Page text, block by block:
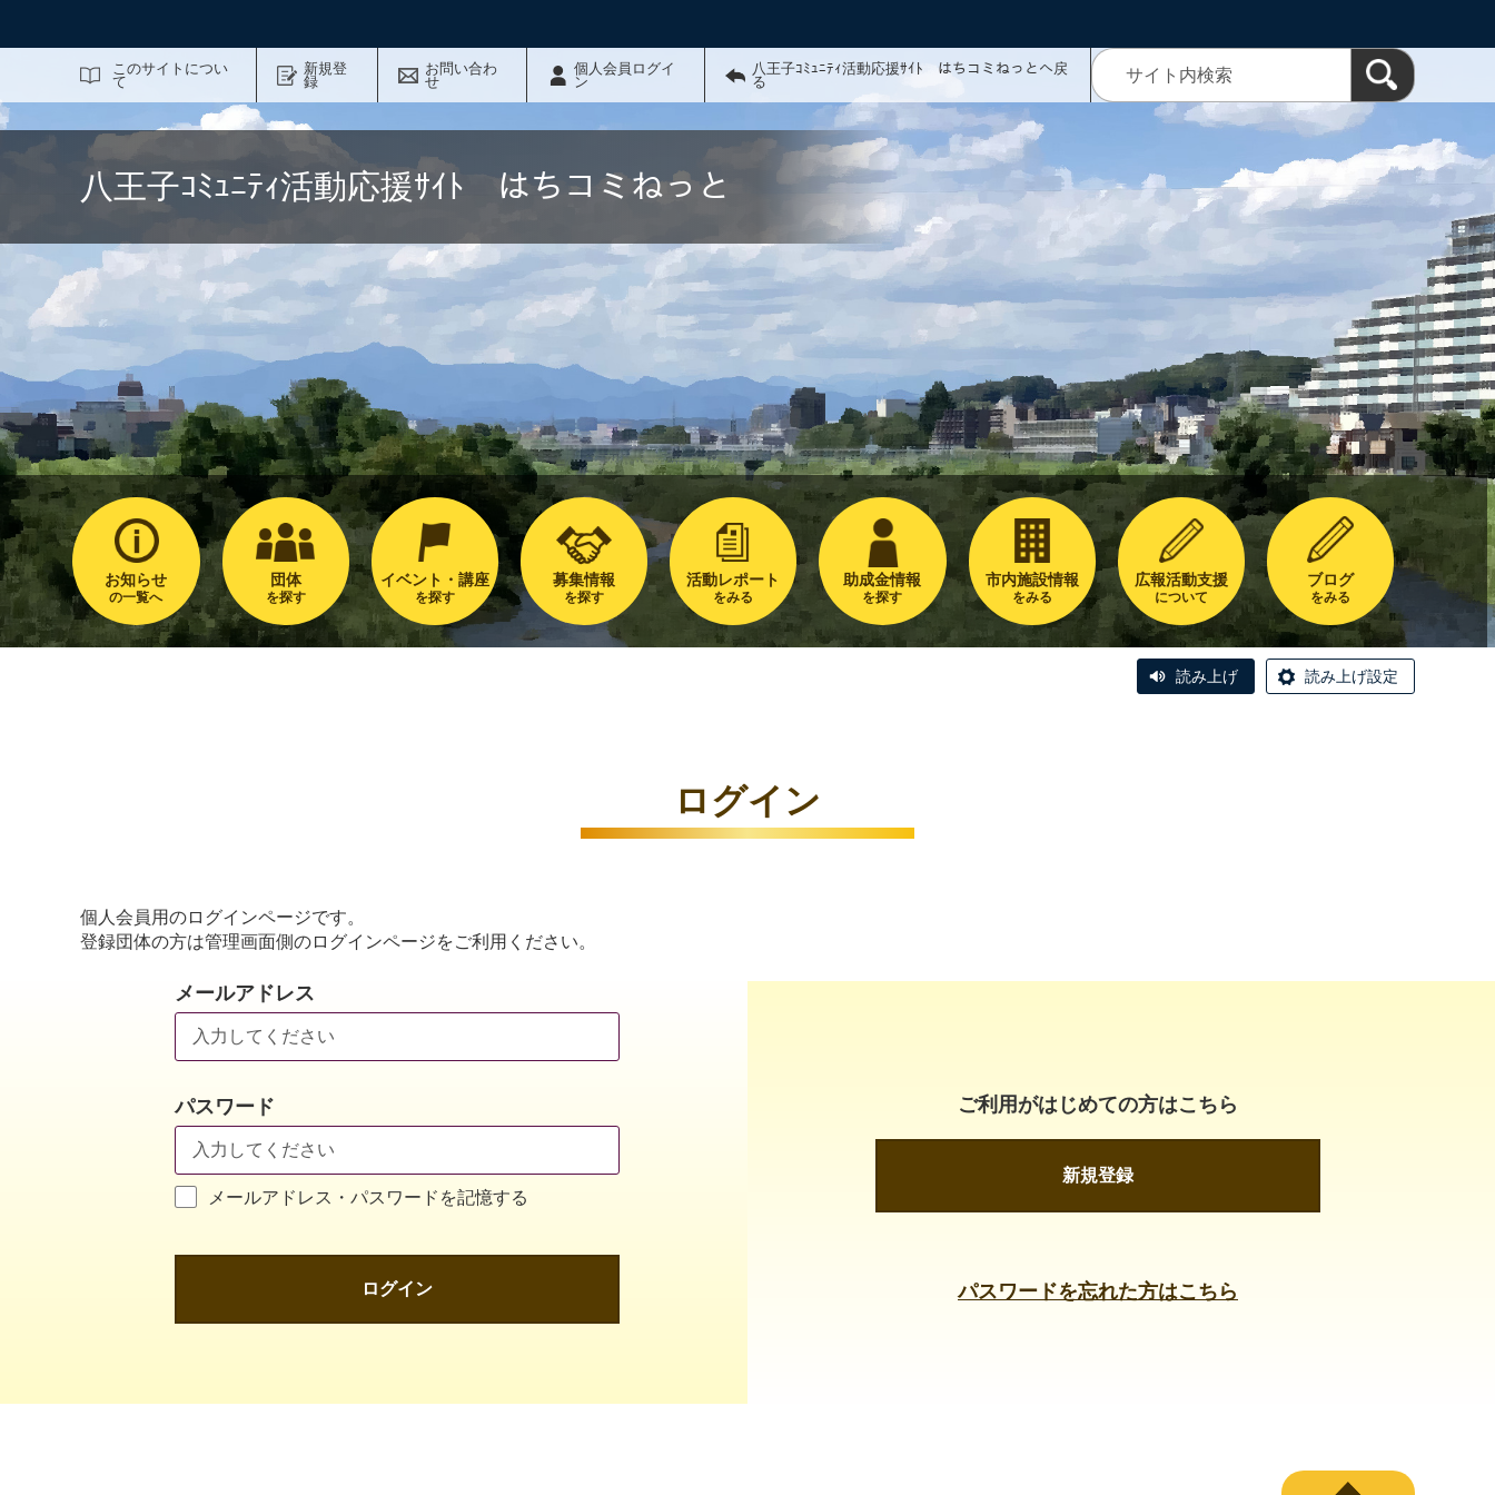
このサイトについ
て
新規登
録
お問い合わ
せ
個人会員ログイ
ン
八王子ｺﾐｭﾆﾃｨ活動応援ｻｲﾄ はちコミねっとへ戻
る
八王子ｺﾐｭﾆﾃｨ活動応援ｻｲﾄ はちコミねっと
お知らせ
の一覧へ
団体
を探す
イベント・講座
を探す
募集情報
を探す
活動レポート
をみる
助成金情報
を探す
市内施設情報
をみる
広報活動支援
について
ブログ
をみる
読み上げ 読み上げ設定
ログイン
個人会員用のログインページです。
登録団体の方は管理画面側のログインページをご利用ください。
メールアドレス
パスワード
メールアドレス・パスワードを記憶する
ログイン
ご利用がはじめての方はこちら
新規登録
パスワードを忘れた方はこちら